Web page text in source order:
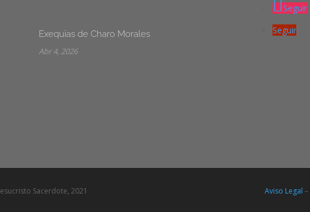
Exequias de Charo Morales
Abr 4, 2026
Seguir
Seguir
Sacerdote, 2021 Aviso Legal –